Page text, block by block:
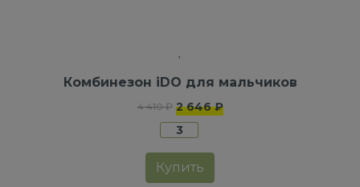
Комбинезон iDO для мальчиков
4 410 ₽ 2 646 ₽
3
Купить